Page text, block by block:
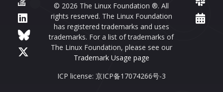
© 2026 The Linux Foundation ®. All
rights reserved. The Linux Foundation
has registered trademarks and uses
trademarks. For a list of trademarks of
The Linux Foundation, please see our
Trademark Usage page
ICP license: 京ICP备17074266号-3